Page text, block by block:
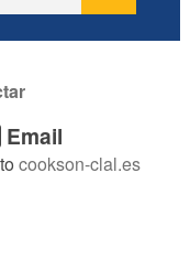
Email
cookson-clal.es